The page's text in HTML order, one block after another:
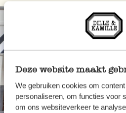
Deze website maakt
We gebruiken cookies om
personaliseren, om functies voor
om ons websiteverkeer te
Enkel
4 april 2025
Heerlijke
zijn recht.